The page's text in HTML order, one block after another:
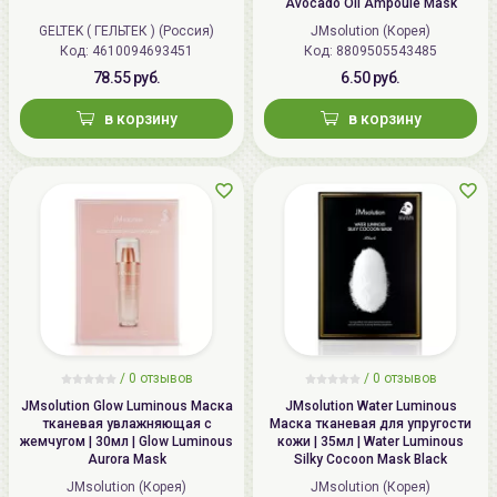
GELTEK ( ГЕЛЬТЕК ) (Россия)
Код: 4610094693451
78.55 руб.
в корзину
JMsolution (Корея)
Код: 8809505543485
6.50 руб.
в корзину
/ 0 отзывов
JMsolution Glow Luminous Маска
тканевая увлажняющая с
жемчугом | 30мл | Glow Luminous
Aurora Mask
JMsolution (Корея)
/ 0 отзывов
JMsolution Water Luminous
Маска тканевая для упругости
кожи | 35мл | Water Luminous
Silky Cocoon Mask Black
JMsolution (Корея)